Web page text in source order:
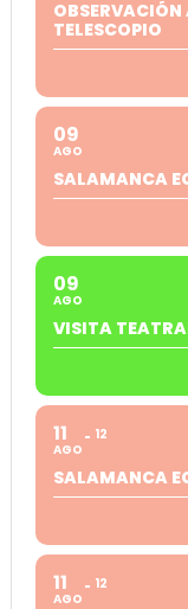
TELESCOPIO
09
AGO
SALAMANCA
09
AGO
VISITA
11
AGO
12
SALAMANCA
11
AGO
12